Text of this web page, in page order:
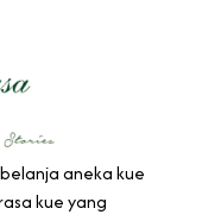
aneka kue
kue yang